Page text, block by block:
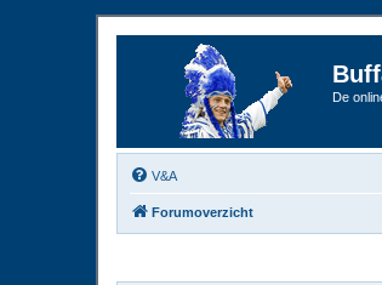
De
V&A
Forumoverzicht